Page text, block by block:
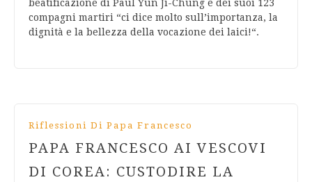
beatificazione di Paul Yun Ji-Chung e dei suoi 123
compagni martiri “ci dice molto sull’importanza, la
dignità e la bellezza della vocazione dei laici!“.
Riflessioni Di Papa Francesco
PAPA FRANCESCO AI VESCOVI
DI COREA: CUSTODIRE LA